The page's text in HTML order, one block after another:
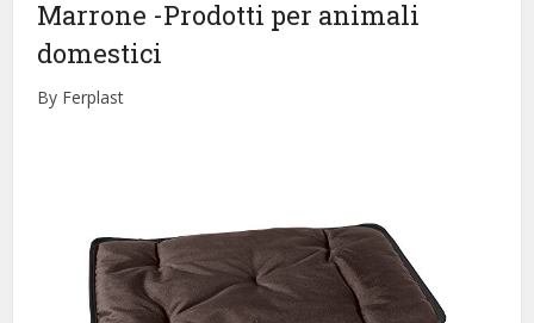
Marrone -Prodotti per animali
domestici
By Ferplast